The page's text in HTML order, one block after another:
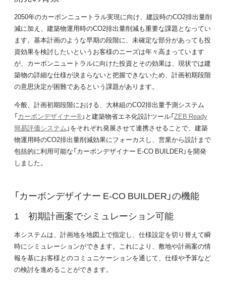
2050年のカーボンニュートラル実現に向け、建設時のCO2排出量削
減に加え、建築物運用時のCO2排出量削減も重要な課題となってい
ます。基本計画のような早期の段階に、未確定な部分があっても投
資効果を検討したいというお客様のニーズは年々高まっています
が、カーボンニュートラルに向けた投資とその効果は、現状では建
築物の詳細な仕様が決まらないと把握できないため、計画初期段階
の意思決定が困難であるという課題があります。
今般、計画初期段階における、大林組のCO2排出量予測システム
「カーボンデザイナー®」と建築物省エネ化設計ツール「ZEB Ready
簡易評価システム 」をそれぞれ発展させて連携させることで、建築
物運用時のCO2排出量削減効果にフォーカスし、営業から設計まで
包括的に利用可能な「カーボンデザイナー E-CO BUILDER」を開発
しました。
「カーボンデザイナー E-CO BUILDER」の機能
初期計画案でシミュレーション可能
本システムは、計画地を地図上で指定し、仕様設定を切り替えて瞬
時にシミュレーションができます。これにより、敷地や計画案の情
報を基にお客様とのコミュニケーションを通じて、仕様や予算など
の検討を進めることができます。